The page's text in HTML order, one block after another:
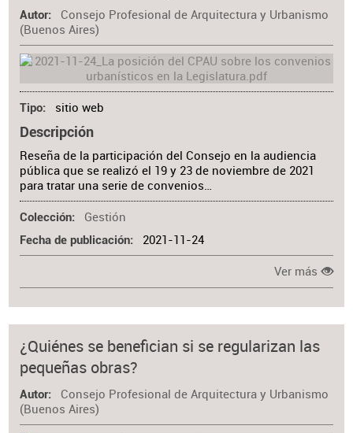
Autor
Consejo Profesional de Arquitectura y Urbanismo
(Buenos Aires)
Tipo sitio web
Descripción
Reseña de la participación del Consejo en la audiencia
pública que se realizó el 19 y 23 de noviembre de 2021
para tratar una serie de convenios…
Colección Gestión
Fecha de publicación 2021-11-24
Ver más
¿Quiénes se benefician si se regularizan las
pequeñas obras?
Autor
Consejo Profesional de Arquitectura y Urbanismo
(Buenos Aires)